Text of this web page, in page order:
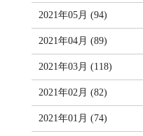
2021年05月 (94)
2021年04月 (89)
2021年03月 (118)
2021年02月 (82)
2021年01月 (74)